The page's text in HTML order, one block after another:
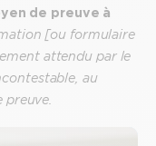
de preuve à
[ou formulaire
attendu par le
au